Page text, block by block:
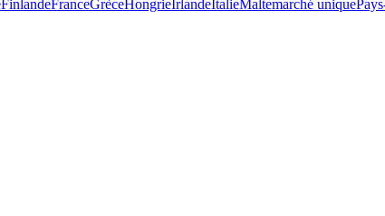
FinlandeFranceGrèceHongrieIrlandeItalieMaltemarché unique